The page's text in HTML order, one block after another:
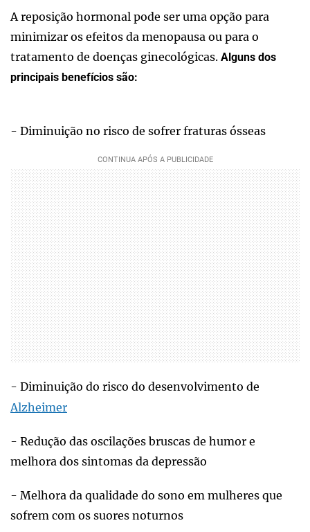
A reposição hormonal pode ser uma opção para
minimizar os efeitos da menopausa ou para o
tratamento de doenças ginecológicas. Alguns dos
principais benefícios são:
- Diminuição no risco de sofrer fraturas ósseas
- Diminuição do risco do desenvolvimento de
Alzheimer
- Redução das oscilações bruscas de humor e
melhora dos sintomas da depressão
- Melhora da qualidade do sono em mulheres que
sofrem com os suores noturnos